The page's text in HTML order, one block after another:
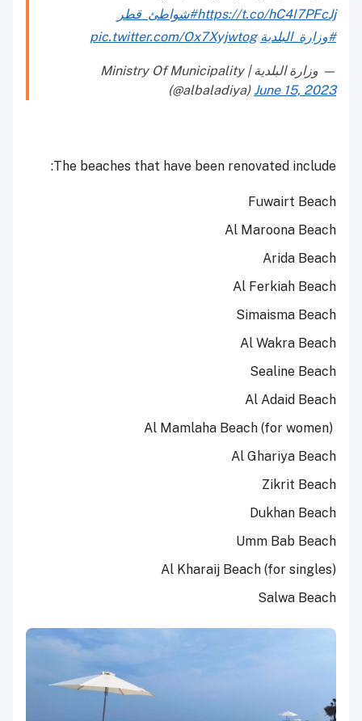
https://t.co/hC4I7PFcJj#شواطئ_قطر
#وزارة_البلدية pic.twitter.com/Ox7Xyjwtog
— وزارة البلدية | Ministry Of Municipality
(@albaladiya) June 15, 2023
The beaches that have been renovated include:
Fuwairt Beach
Al Maroona Beach
Arida Beach
Al Ferkiah Beach
Simaisma Beach
Al Wakra Beach
Sealine Beach
Al Adaid Beach
Al Ghariya Beach
Zikrit Beach
Dukhan Beach
Umm Bab Beach
Al Kharaij Beach (for singles)
Salwa Beach